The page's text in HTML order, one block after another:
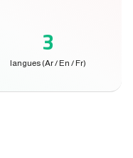
3
langues (Ar / En / Fr)